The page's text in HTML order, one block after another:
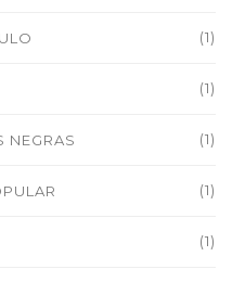
(1)
(1)
NEGRAS (1)
(1)
(1)